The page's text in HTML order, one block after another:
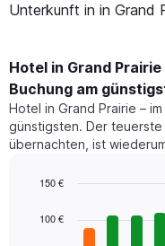
Unterkunft in in Grand
Hotel in Grand
Buchung am
Hotel in Grand Prairie –
günstigsten. Der teuerste
übernachten, ist
chart
graphic.
100 €
150 €